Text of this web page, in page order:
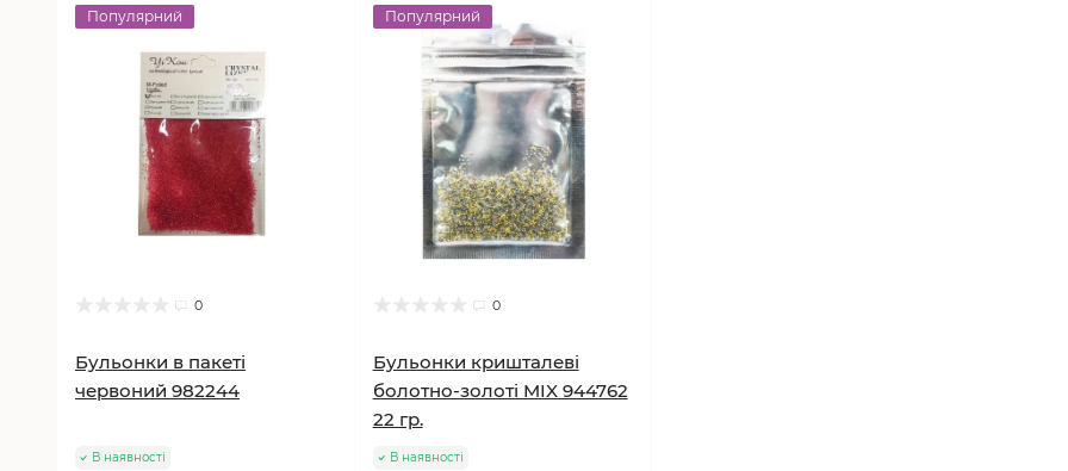
Популярний
0
Бульонки в пакеті
червоний 982244
В наявності
Популярний
0
Бульонки кришталеві
болотно-золоті MIX 944762
22 гр.
В наявності